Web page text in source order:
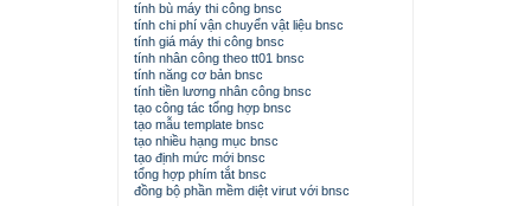
tính bù máy thi công bnsc
tính chi phí vận chuyển vật liệu bnsc
tính giá máy thi công bnsc
tính nhân công theo tt01 bnsc
tính năng cơ bản bnsc
tính tiền lương nhân công bnsc
tạo công tác tổng hợp bnsc
tạo mẫu template bnsc
tạo nhiều hạng mục bnsc
tạo định mức mới bnsc
tổng hợp phím tắt bnsc
đồng bộ phần mềm diệt virut với bnsc